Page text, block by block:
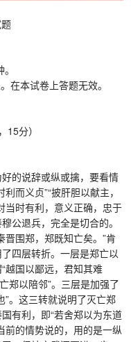
本试卷上答题无效。
分）
的说辞或纵或擒，要看情
而义贞”“披肝胆以献主，
当时有利，意义正确，忠于
公退兵，完全是切合的。
围郑，郑既知亡矣。”肯
四层转折。一层是郑亡以
越国以鄙远，君知其难
郑以陪邻”。三层是加强了
”。这三转就说明了灭亡郑
有利，即“若舍郑以为东道
前的情势说的，用的是一纵